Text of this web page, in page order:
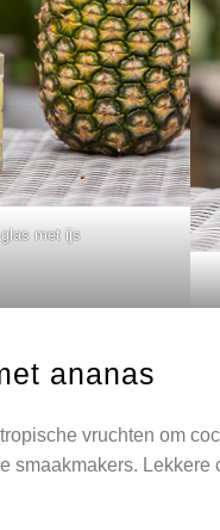
met ijs
ananas
vruchten om
smaakmakers.